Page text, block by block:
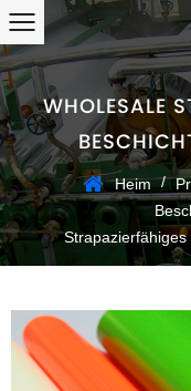
WHOLESALE
Heim /
Strapazierfähiges